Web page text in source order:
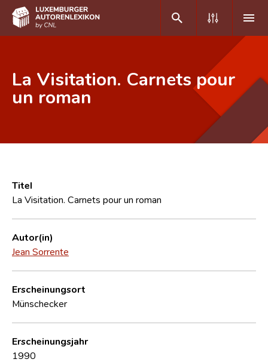
FR
Häufige Fragen und Antworten
CNL
Forschungsgruppe
Kontakt
La Visitation. Carnets pour
un roman
Titel
La Visitation. Carnets pour un roman
Autor(in)
Jean Sorrente
Erscheinungsort
Münschecker
Erscheinungsjahr
1990